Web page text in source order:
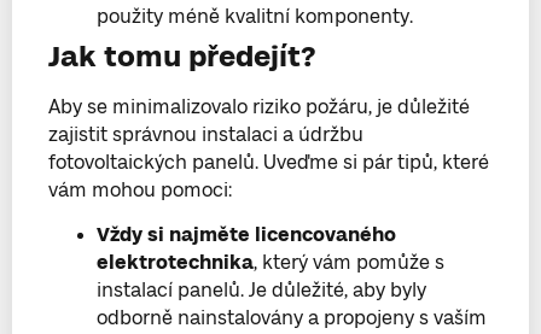
použity méně kvalitní komponenty.
Jak tomu předejít?
Aby se minimalizovalo riziko požáru, je důležité
zajistit správnou instalaci a údržbu
fotovoltaických panelů. Uveďme si pár tipů, které
vám mohou pomoci:
Vždy si najměte licencovaného
elektrotechnika, který vám pomůže s
instalací panelů. Je důležité, aby byly
odborně nainstalovány a propojeny s vaším